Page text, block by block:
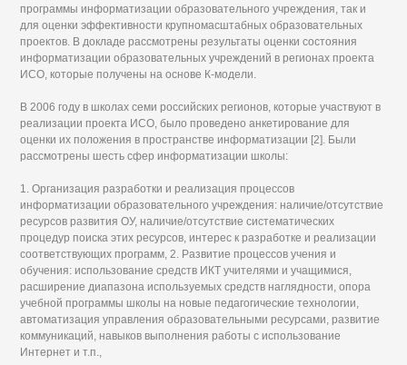
программы информатизации образовательного учреждения, так и
для оценки эффективности крупномасштабных образовательных
проектов. В докладе рассмотрены результаты оценки состояния
информатизации образовательных учреждений в регионах проекта
ИСО, которые получены на основе К-модели.
В 2006 году в школах семи российских регионов, которые участвуют в
реализации проекта ИСО, было проведено анкетирование для
оценки их положения в пространстве информатизации [2]. Были
рассмотрены шесть сфер информатизации школы:
1. Организация разработки и реализация процессов
информатизации образовательного учреждения: наличие/отсутствие
ресурсов развития ОУ, наличие/отсутствие систематических
процедур поиска этих ресурсов, интерес к разработке и реализации
соответствующих программ, 2. Развитие процессов учения и
обучения: использование средств ИКТ учителями и учащимися,
расширение диапазона используемых средств наглядности, опора
учебной программы школы на новые педагогические технологии,
автоматизация управления образовательными ресурсами, развитие
коммуникаций, навыков выполнения работы с использование
Интернет и т.п.,